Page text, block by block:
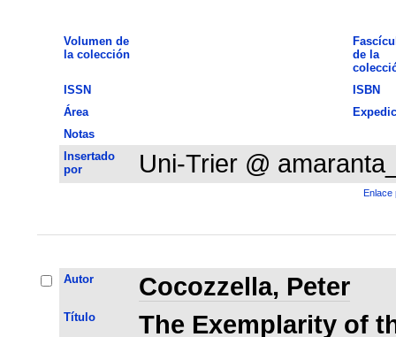
Volumen de
la colección
de la
ISSN
ISBN
Área
Notas
Insertado
por
Uni-Trier @
Enlace
Autor Cocozzella, Peter
Título
The Exemplarity of